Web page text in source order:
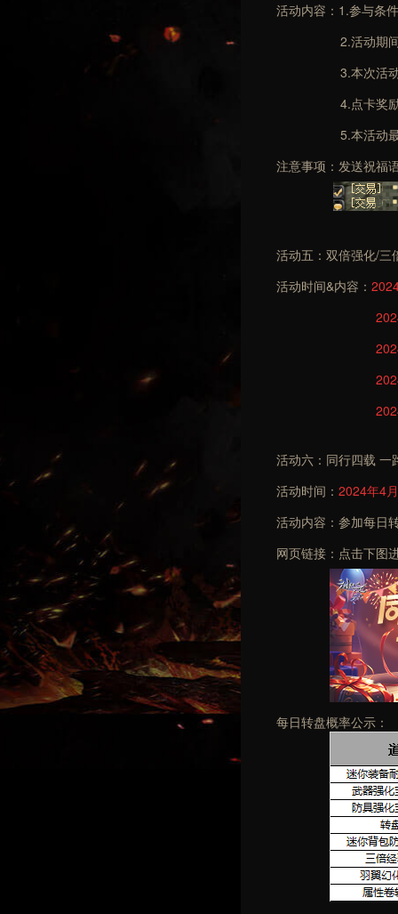
活动内容：1.参与条
2.活动期间在游
3.本次活动在黑白
4.点卡奖励将在
5.本活动最终解
注意事项：发送祝福
活动五：双倍强化/三
活动时间&内容：
活动六： 同行四载 一
活动时间： 2024年4
活动内容：参加每日
网页链接：点击下
每日转盘概率公示：